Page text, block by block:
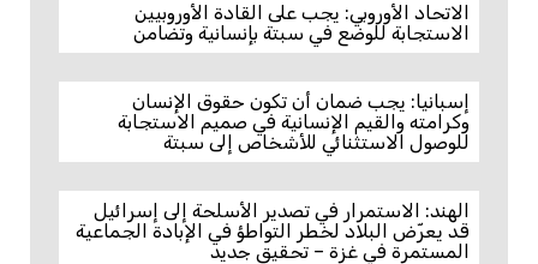
الاتحاد الأوروبي: يجب على القادة الأوروبيين
الاستجابة للوضع في سبتة بإنسانية وتضامن
إسبانيا: يجب ضمان أن تكون حقوق الإنسان
وكرامته والقيم الإنسانية في صميم الاستجابة
للوصول الاستثنائي للأشخاص إلى سبتة
الهند: الاستمرار في تصدير الأسلحة إلى إسرائيل
قد يعرّض البلاد لخطر التواطؤ في الإبادة الجماعية
المستمرة في غزة – تحقيق جديد